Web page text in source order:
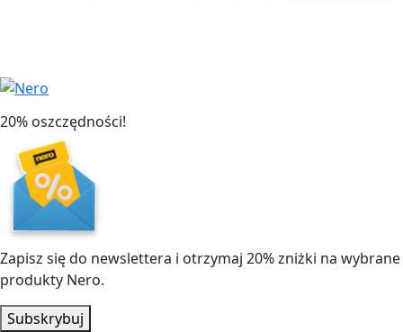
20% oszczędności!
Zapisz się do newslettera i otrzymaj 20% zniżki na wybrane
produkty Nero.
Subskrybuj